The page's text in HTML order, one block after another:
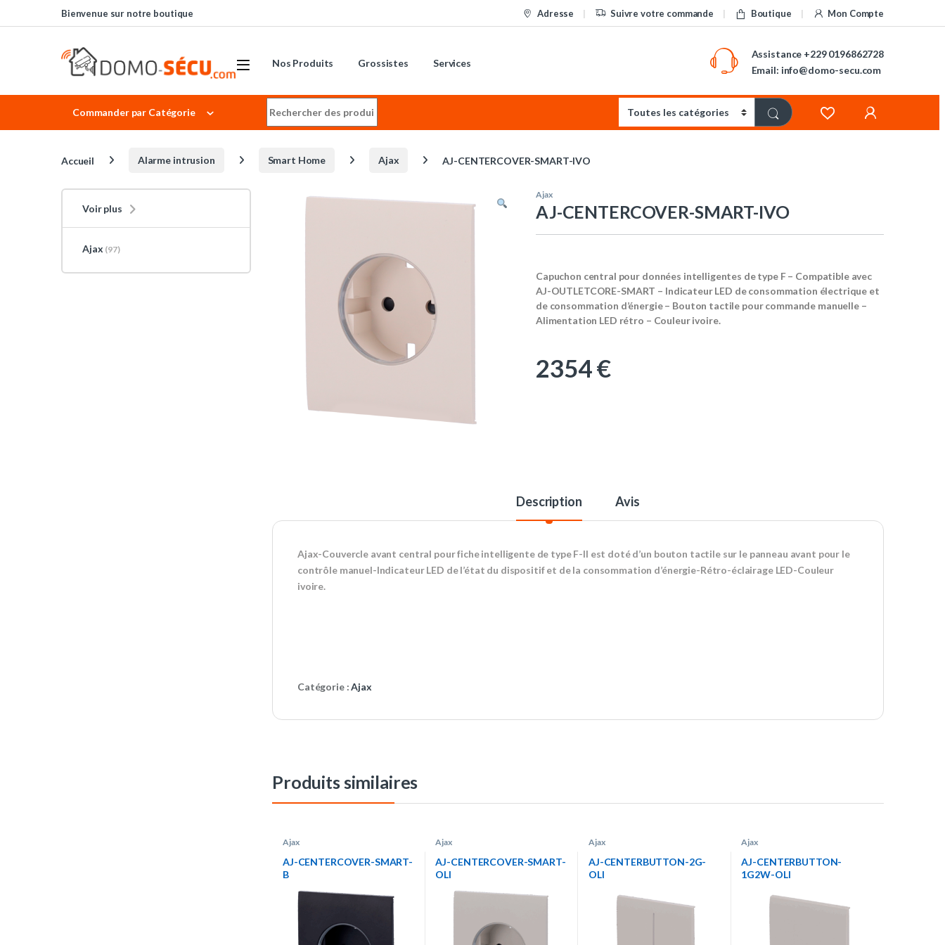
Skip to navigation
Skip to contentBienvenue sur notre boutique Adresse Suivre votre commande Boutique Mon Compte
Nos Produits Grossistes Services
Assistance +229 0196862728
Email: info@domo-secu.com
Commander par Catégorie
Accueil Alarme intrusion Smart Home Ajax AJ-CENTERCOVER-SMART-IVO
Ajax
AJ-CENTERCOVER-SMART-IVO
Capuchon central pour données intelligentes de type F – Compatible avec
AJ-OUTLETCORE-SMART – Indicateur LED de consommation électrique et
de consommation d’énergie – Bouton tactile pour commande manuelle –
Alimentation LED rétro – Couleur ivoire.
2354€
Description Avis
Ajax-Couvercle avant central pour fiche intelligente de type F-Il est doté d’un bouton tactile sur le panneau avant pour le
contrôle manuel-Indicateur LED de l’état du dispositif et de la consommation d’énergie-Rétro-éclairage LED-Couleur
ivoire.
Catégorie :Ajax
Produits similaires
Ajax
AJ-CENTERCOVER-SMART-
B
Ajax
AJ-CENTERCOVER-SMART-
OLI
Ajax
AJ-CENTERBUTTON-2G-
OLI
Ajax
AJ-CENTERBUTTON-
1G2W-OLI
Voir plus
Ajax (97)